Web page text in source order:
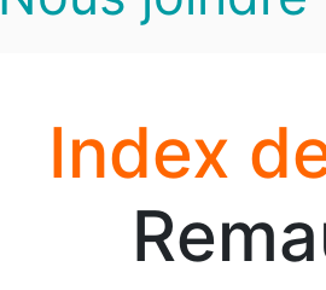
Index